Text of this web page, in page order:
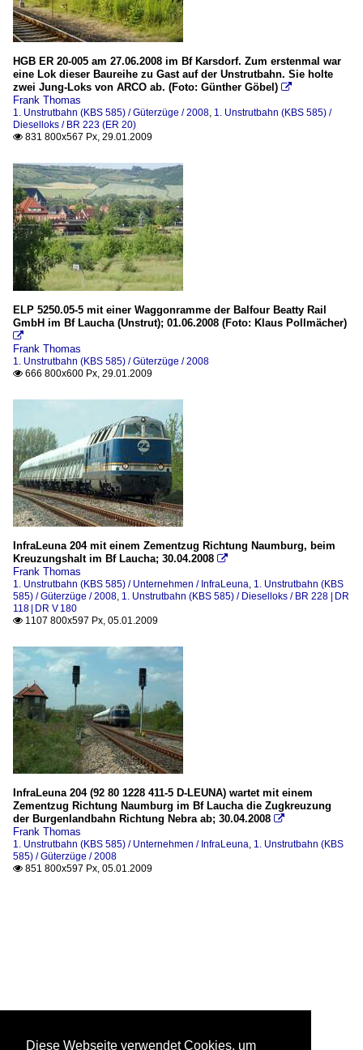
HGB ER 20-005 am 27.06.2008 im Bf Karsdorf. Zum erstenmal war
eine Lok dieser Baureihe zu Gast auf der Unstrutbahn. Sie holte
zwei Jung-Loks von ARCO ab. (Foto: Günther Göbel) 
Frank Thomas
1. Unstrutbahn (KBS 585) / Güterzüge / 2008, 1. Unstrutbahn (KBS 585) /
Dieselloks / BR 223 (ER 20)
 831 800x567 Px, 29.01.2009
ELP 5250.05-5 mit einer Waggonramme der Balfour Beatty Rail
GmbH im Bf Laucha (Unstrut); 01.06.2008 (Foto: Klaus Pollmächer)

Frank Thomas
1. Unstrutbahn (KBS 585) / Güterzüge / 2008
 666 800x600 Px, 29.01.2009
InfraLeuna 204 mit einem Zementzug Richtung Naumburg, beim
Kreuzungshalt im Bf Laucha; 30.04.2008 
Frank Thomas
1. Unstrutbahn (KBS 585) / Unternehmen / InfraLeuna, 1. Unstrutbahn (KBS
585) / Güterzüge / 2008, 1. Unstrutbahn (KBS 585) / Dieselloks / BR 228 | DR
118 | DR V 180
 1107 800x597 Px, 05.01.2009
InfraLeuna 204 (92 80 1228 411-5 D-LEUNA) wartet mit einem
Zementzug Richtung Naumburg im Bf Laucha die Zugkreuzung
der Burgenlandbahn Richtung Nebra ab; 30.04.2008 
Frank Thomas
1. Unstrutbahn (KBS 585) / Unternehmen / InfraLeuna, 1. Unstrutbahn (KBS
585) / Güterzüge / 2008
 851 800x597 Px, 05.01.2009
Diese Webseite verwendet Cookies, um